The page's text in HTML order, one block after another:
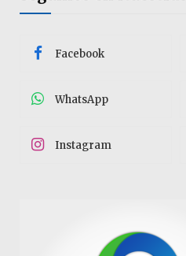
Facebook
WhatsApp
Instagram